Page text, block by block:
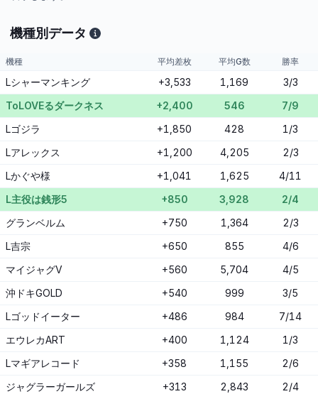
機種別データ
機種 平均差枚 平均G数 勝率
Lシャーマンキング +3,533 1,169
3/3
ToLOVEるダークネス
+2,400 546
7/9
Lゴジラ
+1,850 428
1/3
Lアレックス
+1,200 4,205
2/3
Lかぐや様
+1,041 1,625
4/11
L主役は銭形5
+850 3,928
2/4
グランベルム
+750 1,364
2/3
L吉宗
+650 855
4/6
マイジャグV
+560 5,704
4/5
沖ドキGOLD
+540 999
3/5
Lゴッドイーター
+486 984
7/14
エウレカART
+400 1,124
1/3
Lマギアレコード
+358 1,155
2/6
ジャグラーガールズ
+313 2,843
2/4